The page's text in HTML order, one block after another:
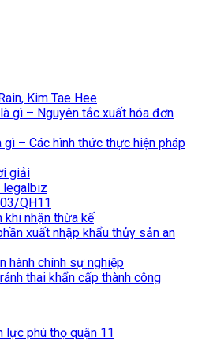
Kim Tae Hee
gì – Nguyên tắc xuất hóa đơn
– Các hình thức thực hiện pháp
giải
legalbiz
QH11
khi nhận thừa kế
xuất nhập khẩu thủy sản an
hành chính sự nghiệp
thai khẩn cấp thành công
lực phú thọ quận 11